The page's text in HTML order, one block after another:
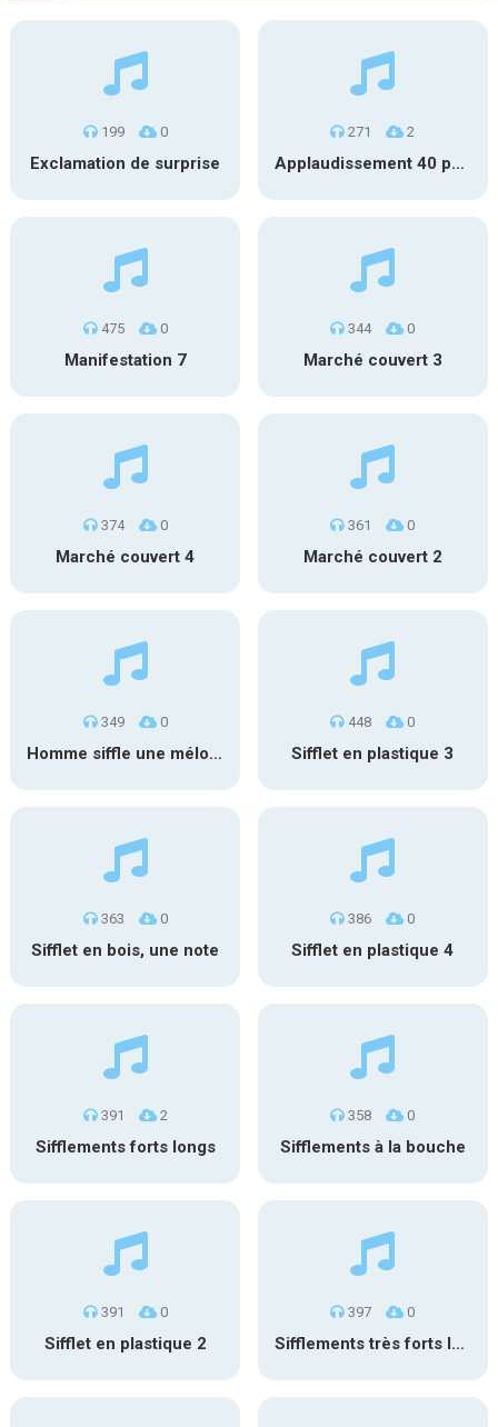
199 0
Exclamation de surprise
271 2
Applaudissement 40 pers. 5
475 0
Manifestation 7
344 0
Marché couvert 3
374 0
Marché couvert 4
361 0
Marché couvert 2
349 0
Homme siffle une mélodie
448 0
Sifflet en plastique 3
363 0
Sifflet en bois, une note
386 0
Sifflet en plastique 4
391 2
Sifflements forts longs
358 0
Sifflements à la bouche
391 0
Sifflet en plastique 2
397 0
Sifflements très forts longs